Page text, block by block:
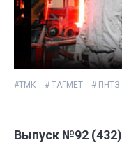
#ТМК # ТАГМЕТ # ПНТЗ
Выпуск №92 (432)